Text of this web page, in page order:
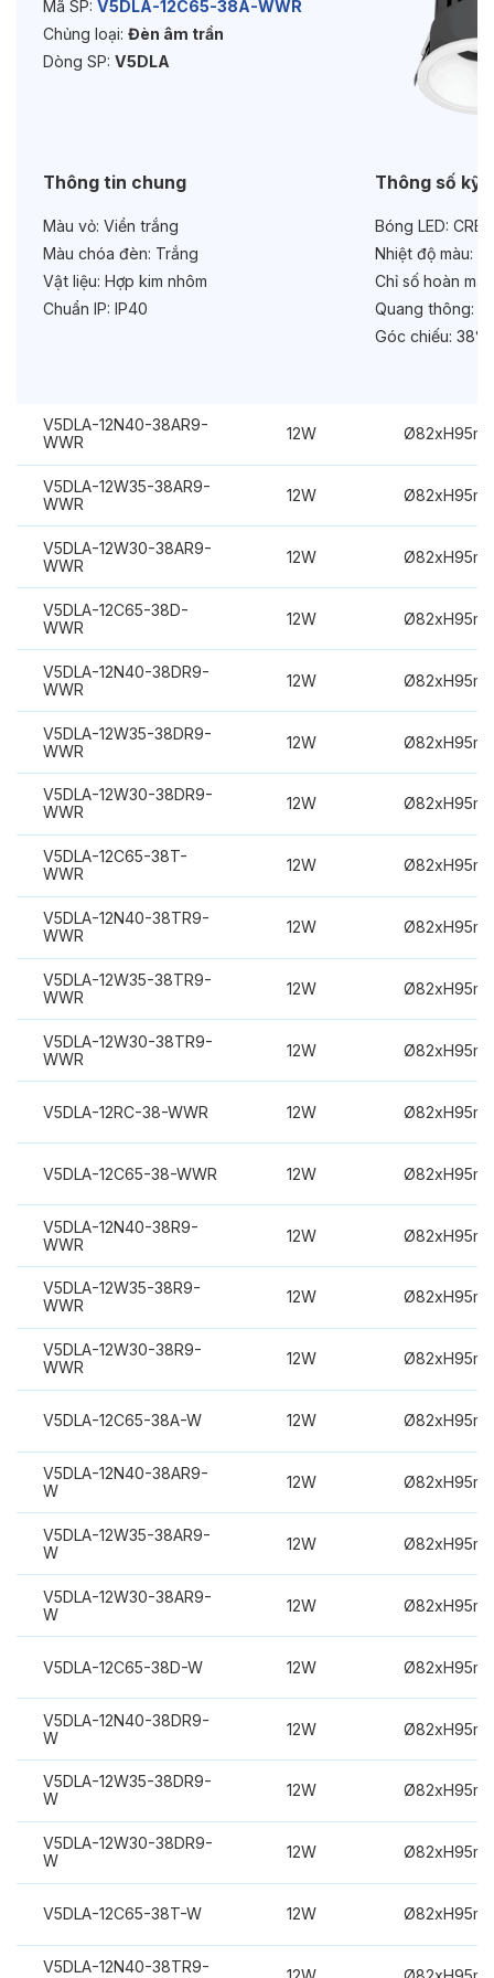
Độ bền & tùy chọn mở rộng
Chức năng:On/Off
Mã SP: V5DLA-12C65-38A-WWR
Chủng loại: Đèn âm trần
Dòng SP: V5DLA
Thông tin chung
Màu vỏ: Viền trắng
Màu chóa đèn: Trắng
Vật liệu: Hợp kim nhôm
Chuẩn IP: IP40
Thông số kỹ
Bóng LED:
Nhiệt độ màu:
Chỉ số hoàn
Quang thông:
Góc chiếu: 38°
V5DLA-12N40-38AR9-
WWR
12W
V5DLA-12W35-38AR9-
WWR
12W
V5DLA-12W30-38AR9-
WWR
12W
V5DLA-12C65-38D-
WWR
12W
V5DLA-12N40-38DR9-
WWR
12W
V5DLA-12W35-38DR9-
WWR
12W
V5DLA-12W30-38DR9-
WWR
12W
V5DLA-12C65-38T-
WWR
12W
V5DLA-12N40-38TR9-
WWR
12W
V5DLA-12W35-38TR9-
WWR
12W
V5DLA-12W30-38TR9-
WWR
12W
V5DLA-12RC-38-WWR 12W
V5DLA-12C65-38-WWR 12W
V5DLA-12N40-38R9-
WWR
12W
V5DLA-12W35-38R9-
WWR
12W
V5DLA-12W30-38R9-
WWR
12W
V5DLA-12C65-38A-W 12W
V5DLA-12N40-38AR9-
W
12W
V5DLA-12W35-38AR9-
W
12W
V5DLA-12W30-38AR9-
W
12W
V5DLA-12C65-38D-W 12W
V5DLA-12N40-38DR9-
W
12W
V5DLA-12W35-38DR9-
W
12W
V5DLA-12W30-38DR9-
W
12W
V5DLA-12C65-38T-W 12W
V5DLA-12N40-38TR9-